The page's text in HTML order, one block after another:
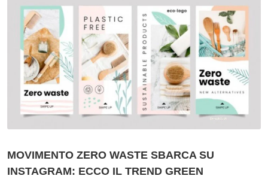
MOVIMENTO ZERO WASTE SBARCA SU
INSTAGRAM: ECCO IL TREND GREEN